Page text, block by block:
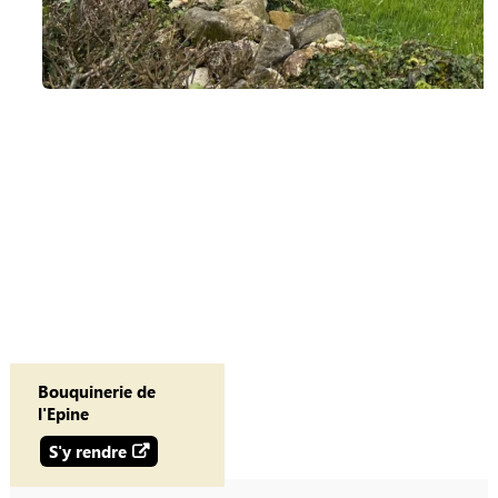
Bouquinerie de
l'Epine
S'y rendre